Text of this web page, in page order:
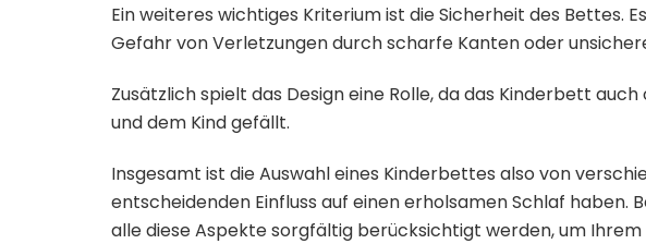
Ein weiteres wichtiges Kriterium ist die Sicherheit des Bettes.
Gefahr von Verletzungen durch scharfe Kanten oder
Zusätzlich spielt das Design eine Rolle, da das Kinderbett
und dem Kind gefällt.
Insgesamt ist die Auswahl eines Kinderbettes also von
entscheidenden Einfluss auf einen erholsamen Schlaf haben.
alle diese Aspekte sorgfältig berücksichtigt werden, um